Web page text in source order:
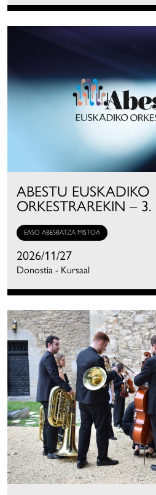
ABESTU EUSKADIKO
ORKESTRAREKIN –
EASO ABESBATZA MISTOA
2026/11/27
Donostia - Kursaal